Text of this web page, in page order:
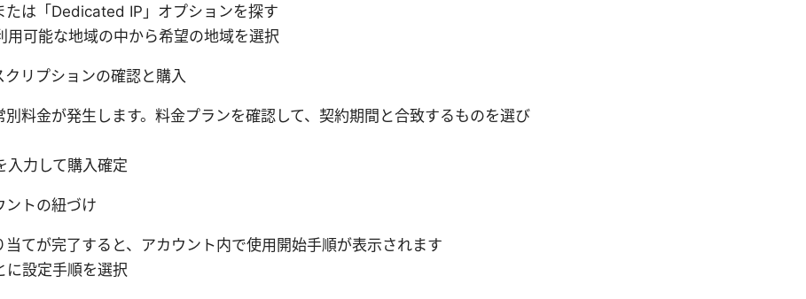
たは「Dedicated IP」オプションを探す
用可能な地域の中から希望の地域を選択
リプションの確認と購入
別料金が発生します。料金プランを確認して、契約期間と合致するものを選び
入力して購入確定
ントの紐づけ
当てが完了すると、アカウント内で使用開始手順が表示されます
に設定手順を選択